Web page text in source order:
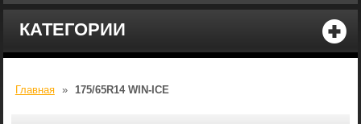
КАТЕГОРИИ
Главная » 175/65R14 WIN-ICE